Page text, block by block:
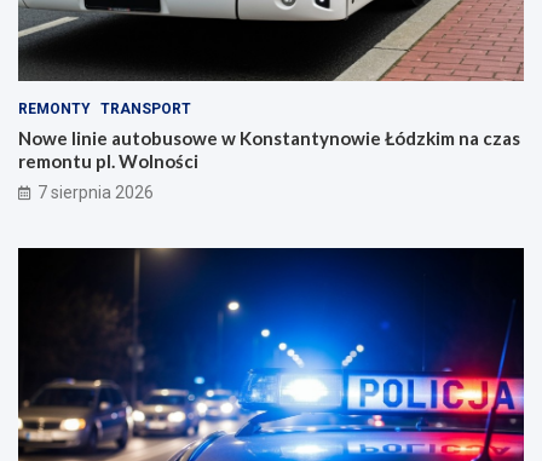
REMONTY TRANSPORT
Nowe linie autobusowe w Konstantynowie Łódzkim na czas
remontu pl. Wolności
7 sierpnia 2026